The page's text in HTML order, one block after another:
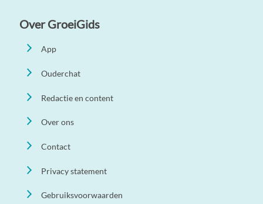
Over GroeiGids
App
Ouderchat
Redactie en content
Over ons
Contact
Privacy statement
Gebruiksvoorwaarden